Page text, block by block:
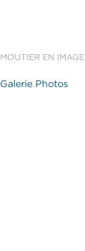
MOUTIER EN IMAGE
Galerie Photos